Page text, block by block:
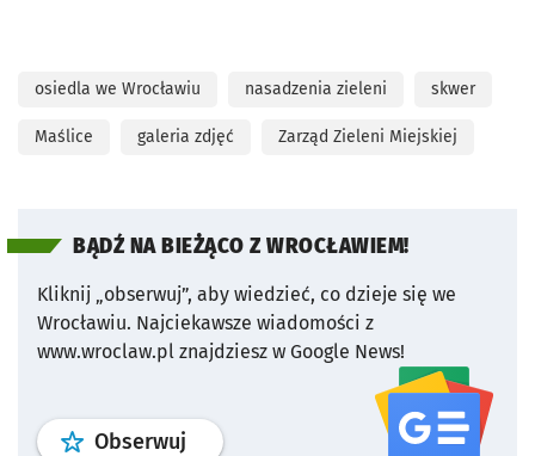
osiedla we Wrocławiu nasadzenia zieleni skwer
Maślice galeria zdjęć Zarząd Zieleni Miejskiej
BĄDŹ NA BIEŻĄCO Z WROCŁAWIEM!
Kliknij „obserwuj”, aby wiedzieć, co dzieje się we
Wrocławiu. Najciekawsze wiadomości z
www.wroclaw.pl znajdziesz w Google News!
Obserwuj profil serwisu